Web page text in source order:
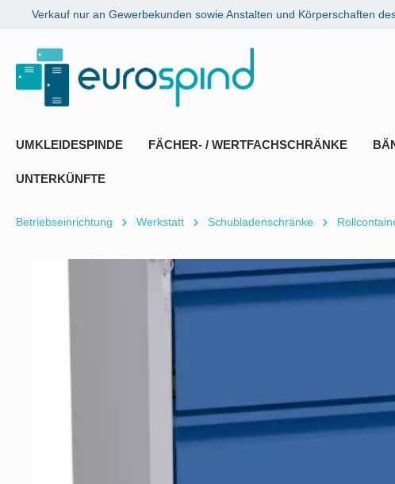
Zur Hauptnavigation springen
Verkauf nur an Gewerbekunden sowie Anstalten und Körperschaften
UMKLEIDESPINDE FÄCHER- / WERTFACHSCHRÄNKE
UNTERKÜNFTE
Betriebseinrichtung Werkstatt Schubladenschränke